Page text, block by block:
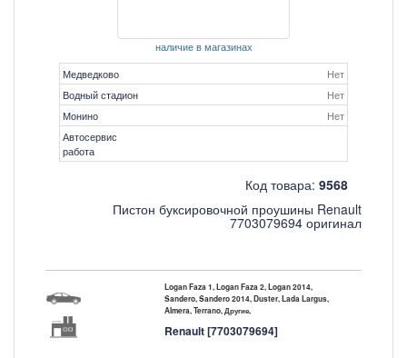
наличие в магазинах
Медведково
Нет
Водный стадион
Нет
Монино
Нет
Автосервис
работа
Код товара: 9568
Пистон буксировочной проушины Renault
7703079694 оригинал
Logan Faza 1, Logan Faza 2, Logan 2014,
Sandero, Sandero 2014, Duster, Lada Largus,
Almera, Terrano, Другие,
Renault [7703079694]